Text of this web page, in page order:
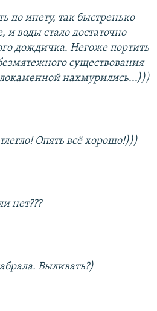
по инету, так быстренько
и воды стало достаточно
дождичка. Негоже портить
существования
нахмурились...)))
Опять всё хорошо!)))
нет???
Выливать?)